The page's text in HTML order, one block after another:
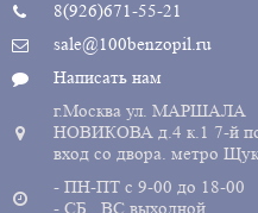
8(926)671-55-21
sale@100benzopil.ru
Написать нам
г.Москва ул. МАРШАЛА
НОВИКОВА д.4 к.1 7-й
вход со двора. метро
- ПН-ПТ с 9-00 до 18-00